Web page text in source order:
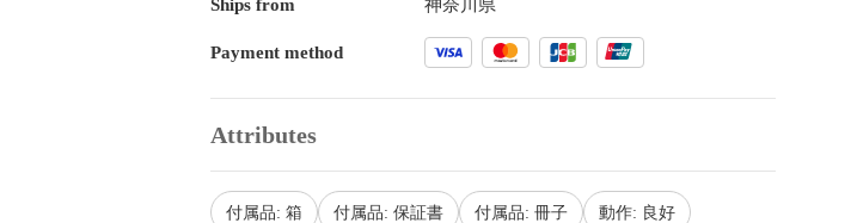
Ships from 神奈川県
Payment method
Attributes
付属品: 箱 付属品: 保証書 付属品: 冊子 動作: 良好